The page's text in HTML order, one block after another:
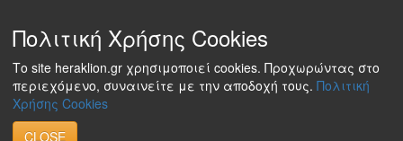
Πολιτική Χρήσης Cookies
Το site heraklion.gr χρησιμοποιεί cookies. Προχωρώντας στο
περιεχόμενο, συναινείτε με την αποδοχή τους. Πολιτική
Χρήσης Cookies
CLOSE